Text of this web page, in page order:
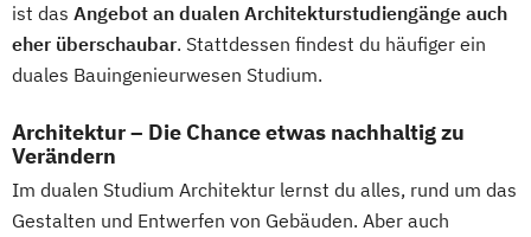
ist das Angebot an dualen Architekturstudiengänge auch
eher überschaubar. Stattdessen findest du häufiger ein
duales Bauingenieurwesen Studium.
Architektur – Die Chance etwas nachhaltig zu
Verändern
Im dualen Studium Architektur lernst du alles, rund um das
Gestalten und Entwerfen von Gebäuden. Aber auch